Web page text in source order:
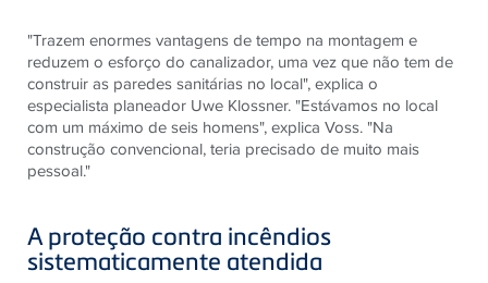
"Trazem enormes vantagens de tempo na montagem e
reduzem o esforço do canalizador, uma vez que não tem de
construir as paredes sanitárias no local", explica o
especialista planeador Uwe Klossner. "Estávamos no local
com um máximo de seis homens", explica Voss. "Na
construção convencional, teria precisado de muito mais
pessoal."
A proteção contra incêndios
sistematicamente atendida